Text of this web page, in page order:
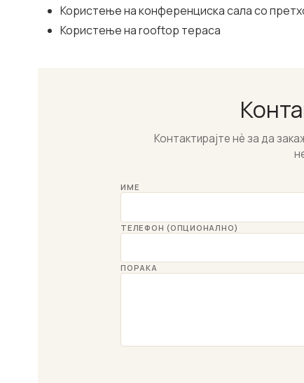
Користење на конференциска сала со
Користење на rooftop тераса
Контактирајте нѐ за да
ИМЕ
ТЕЛЕФОН (ОПЦИОНАЛНО)
ПОРАКА